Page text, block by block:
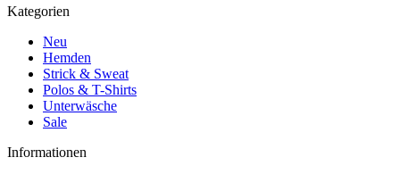
Kategorien
Neu
Hemden
Strick & Sweat
Polos & T-Shirts
Unterwäsche
Sale
Informationen